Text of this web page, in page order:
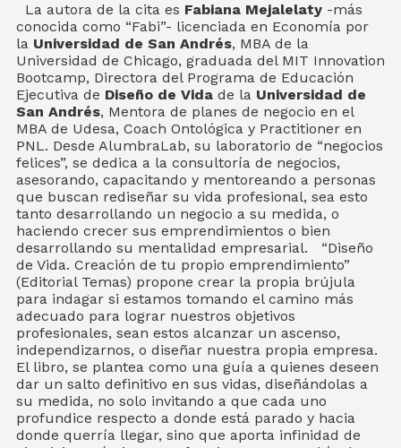
La autora de la cita es Fabiana Mejalelaty -más
conocida como “Fabi”- licenciada en Economía por
la Universidad de San Andrés, MBA de la
Universidad de Chicago, graduada del MIT Innovation
Bootcamp, Directora del Programa de Educación
Ejecutiva de Diseño de Vida de la Universidad de
San Andrés, Mentora de planes de negocio en el
MBA de Udesa, Coach Ontológica y Practitioner en
PNL. Desde AlumbraLab, su laboratorio de “negocios
felices”, se dedica a la consultoría de negocios,
asesorando, capacitando y mentoreando a personas
que buscan rediseñar su vida profesional, sea esto
tanto desarrollando un negocio a su medida, o
haciendo crecer sus emprendimientos o bien
desarrollando su mentalidad empresarial. “Diseño
de Vida. Creación de tu propio emprendimiento”
(Editorial Temas) propone crear la propia brújula
para indagar si estamos tomando el camino más
adecuado para lograr nuestros objetivos
profesionales, sean estos alcanzar un ascenso,
independizarnos, o diseñar nuestra propia empresa.
El libro, se plantea como una guía a quienes deseen
dar un salto definitivo en sus vidas, diseñándolas a
su medida, no solo invitando a que cada uno
profundice respecto a donde está parado y hacia
donde querría llegar, sino que aporta infinidad de